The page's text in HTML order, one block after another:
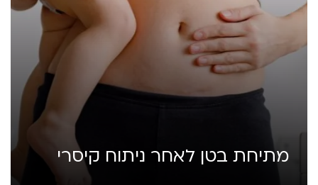
מתיחת בטן לאחר ניתוח קיסרי